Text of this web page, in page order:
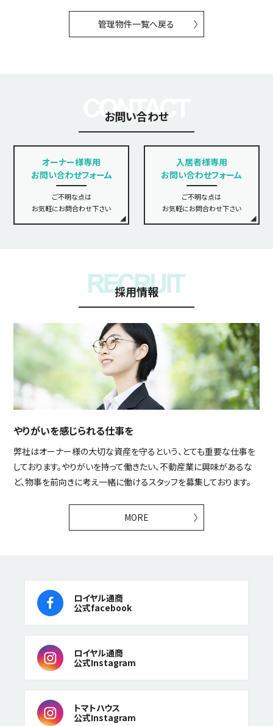
管理物件一覧へ戻る
お問い合わせ
オーナー様専用
お問い合わせフォーム
ご不明な点は
お気軽にお問合わせ下さい
入居者様専用
お問い合わせフォーム
ご不明な点は
お気軽にお問合わせ下さい
採用情報
やりがいを感じられる仕事を
弊社はオーナー様の大切な資産を守るという、とても重要な仕事を
しております。やりがいを持って働きたい、不動産業に興味があるな
ど、物事を前向きに考え一緒に働けるスタッフを募集しております。
MORE
ロイヤル通商
公式facebook
ロイヤル通商
公式Instagram
トマトハウス
公式Instagram